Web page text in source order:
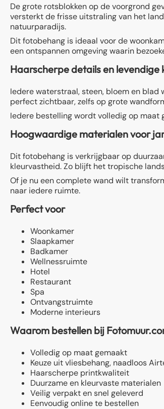
De grote rotsblokken op de voorgrond
versterkt de frisse uitstraling van het
natuurparadijs.
Dit fotobehang is ideaal voor de
een ontspannen omgeving waarin
Haarscherpe details en levendige
Iedere waterstraal, steen, bloem en
perfect zichtbaar, zelfs op grote
Iedere bestelling wordt volledig op maat
Hoogwaardige materialen voor
Dit fotobehang is verkrijgbaar op
kleurvastheid. Zo blijft het tropische
Of je nu een complete wand wilt
naar iedere ruimte.
Perfect voor
Woonkamer
Slaapkamer
Badkamer
Wellnessruimte
Hotel
Restaurant
Spa
Ontvangstruimte
Moderne interieurs
Waarom bestellen bij
Volledig op maat gemaakt
Keuze uit vliesbehang, naadloos
Haarscherpe printkwaliteit
Duurzame en kleurvaste materialen
Veilig verpakt en snel geleverd
Eenvoudig online te bestellen